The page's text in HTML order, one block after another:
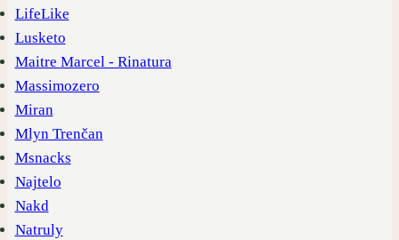
LifeLike
Lusketo
Maitre Marcel - Rinatura
Massimozero
Miran
Mlyn Trenčan
Msnacks
Najtelo
Nakd
Natruly